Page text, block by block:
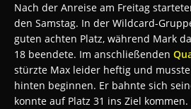
Nach der Anreise am Freitag
den Samstag. In der Wildcard-
guten achten Platz, während Mark
18 beendete. Im anschließenden
stürzte Max leider heftig und
hinten beginnen. Er bahnte sich
konnte auf Platz 31 ins Ziel